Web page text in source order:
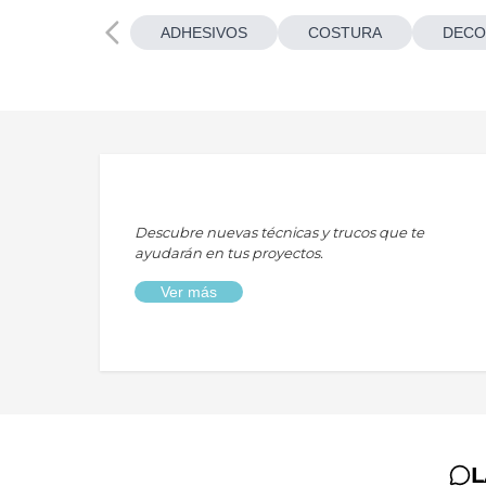
ADHESIVOS COSTURA
Descubre nuevas técnicas y trucos que te
ayudarán en tus proyectos.
Ver más